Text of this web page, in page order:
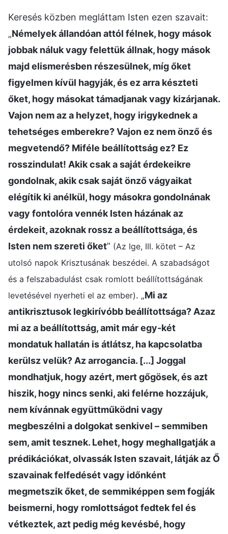
Keresés közben megláttam Isten ezen szavait:
„Némelyek állandóan attól félnek, hogy mások
jobbak náluk vagy felettük állnak, hogy mások
majd elismerésben részesülnek, míg őket
figyelmen kívül hagyják, és ez arra készteti
őket, hogy másokat támadjanak vagy kizárjanak.
Vajon nem az a helyzet, hogy irigykednek a
tehetséges emberekre? Vajon ez nem önző és
megvetendő? Miféle beállítottság ez? Ez
rosszindulat! Akik csak a saját érdekeikre
gondolnak, akik csak saját önző vágyaikat
elégítik ki anélkül, hogy másokra gondolnának
vagy fontolóra vennék Isten házának az
érdekeit, azoknak rossz a beállítottsága, és
Isten nem szereti őket” (Az Ige, III. kötet – Az
utolsó napok Krisztusának beszédei. A szabadságot
és a felszabadulást csak romlott beállítottságának
levetésével nyerheti el az ember). „Mi az
antikrisztusok legkirívóbb beállítottsága? Azaz
mi az a beállítottság, amit már egy-két
mondatuk hallatán is átlátsz, ha kapcsolatba
kerülsz velük? Az arrogancia. [...] Joggal
mondhatjuk, hogy azért, mert gőgösek, és azt
hiszik, hogy nincs senki, aki felérne hozzájuk,
nem kívánnak együttműködni vagy
megbeszélni a dolgokat senkivel – semmiben
sem, amit tesznek. Lehet, hogy meghallgatják a
prédikációkat, olvassák Isten szavait, látják az Ő
szavainak felfedését vagy időnként
megmetszik őket, de semmiképpen sem fogják
beismerni, hogy romlottságot fedtek fel és
vétkeztek, azt pedig még kevésbé, hogy